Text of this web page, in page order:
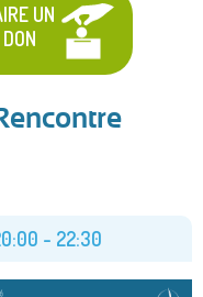
UN
DON
- 22:30